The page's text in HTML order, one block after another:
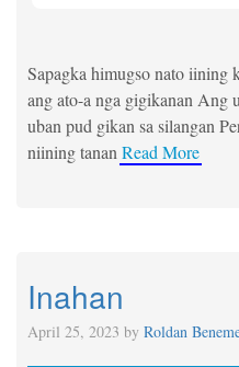
Sapagka himugso nato iining
ang ato-a nga gigikanan Ang
uban pud gikan sa silangan
niining tananRead More
Inahan
April 25, 2023 by Roldan